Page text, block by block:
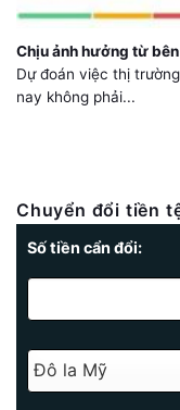
Chịu ảnh hưởng từ
Dự đoán việc thị
nay không phải...
Chuyển đổi tiền
Số tiền cẩn đổi: